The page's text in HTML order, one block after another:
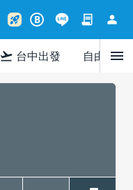
rocket_launch B contract person
flight_takeoff 台中出發 自由行menu